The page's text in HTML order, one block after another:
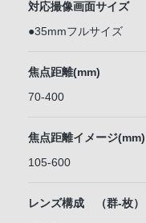
対応撮像画面サイズ
●35mmフルサイズ
焦点距離(mm)
70-400
焦点距離イメージ(mm)
105-600
レンズ構成 （群-枚）